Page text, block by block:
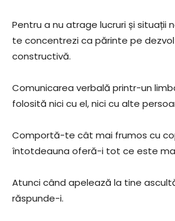
Pentru a nu atrage lucruri și situații
te concentrezi ca părinte pe
constructivă.
Comunicarea verbală printr-un
folosită nici cu el, nici cu alte
Comportă-te cât mai frumos cu
întotdeauna oferă-i tot ce este
Atunci când apelează la tine
răspunde-i.